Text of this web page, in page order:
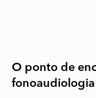
O ponto de
fonoaudiologia